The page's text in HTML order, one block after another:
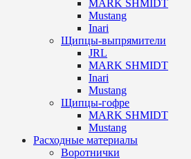
MARK SHMIDT
Mustang
Inari
Щипцы-выпрямители
JRL
MARK SHMIDT
Inari
Mustang
Щипцы-гофре
MARK SHMIDT
Mustang
Расходные материалы
Воротнички